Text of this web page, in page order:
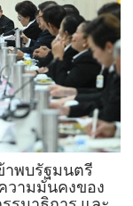
าพบรัฐมนตรี
วามมั่นคงของ